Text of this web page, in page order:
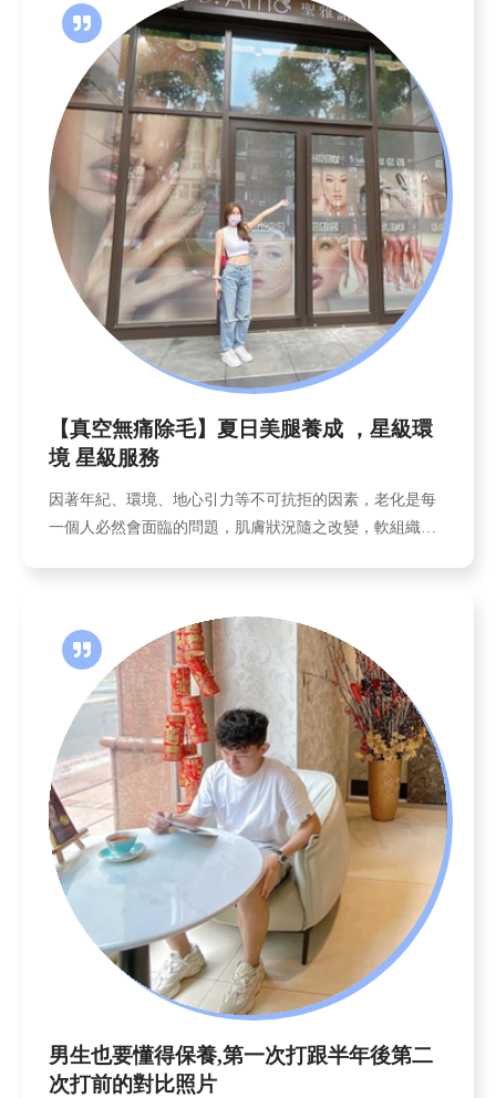
認證的永久性除毛呦， 真的有被認證可以永久性減少毛
量!!以前都用刮得這樣很容易造成毛囊炎，今天就是要來解
決個問題啦!!!!!!!
【真空無痛除毛】夏日美腿養成 ，星級環
境 星級服務
因著年紀、環境、地心引力等不可抗拒的因素，老化是每
一個人必然會面臨的問題，肌膚狀況隨之改變，軟組織逐
態，此時採取重建流失的體積與重塑鬆弛位移的皮膚， 是
對抗老化最有效率的選擇。
男生也要懂得保養,第一次打跟半年後第二
次打前的對比照片